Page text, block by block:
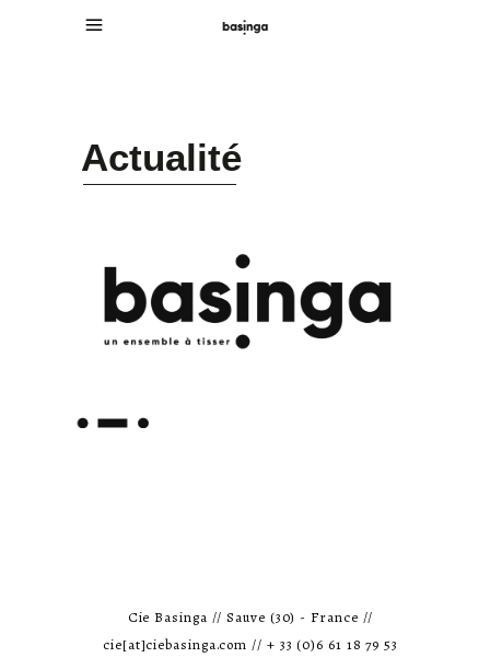
Actualité
Cie Basinga // Sauve (30) - France //
cie[at]ciebasinga.com // + 33 (0)6 61 18 79 53